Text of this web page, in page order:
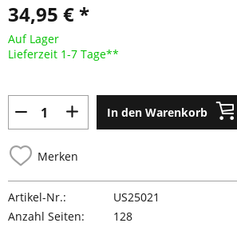
34,95 € *
Auf Lager
Lieferzeit 1-7 Tage**
In den Warenkorb
Merken
Artikel-Nr.:
US25021
Anzahl Seiten:
128